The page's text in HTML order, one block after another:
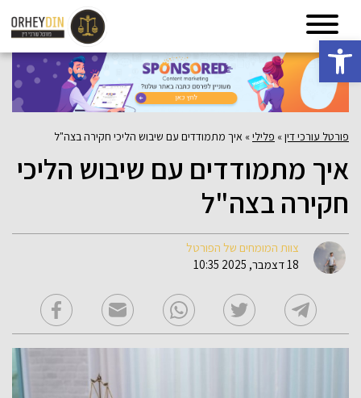
פתח סרגל נגישות
פורטל עורכי דין» פלילי» איך מתמודדים עם שיבוש הליכי חקירה בצה"ל
איך מתמודדים עם שיבוש הליכי
חקירה בצה"ל
צוות המומחים של הפורטל
18 דצמבר, 2025 10:35